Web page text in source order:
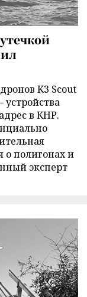
K3 Scout
устройства
в КНР.
о полигонах и
эксперт